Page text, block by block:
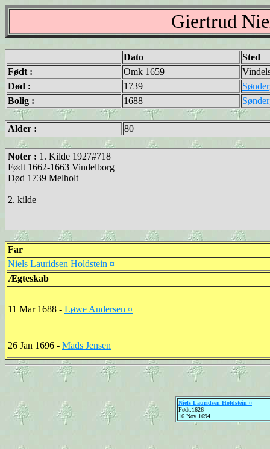
Giertrud
Dato
Sted
Født :
Omk 1659
Død :
1739
Bolig :
1688
Alder : 80
Noter : 1. Kilde 1927#718
Født 1662-1663 Vindelborg
Død 1739 Melholt
2. kilde
Far
Niels Lauridsen Holdstein ¤
Ægteskab
11 Mar 1688 - Løwe Andersen ¤
26 Jan 1696 - Mads Jensen
Niels Lauridsen Holdstein ¤
Født:1626
16 Nov 1694